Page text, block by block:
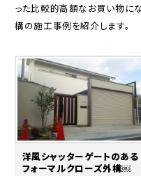
った比較的高額なお買い物に
構の施工事例を紹介します。
洋風シャッターゲートのある
フォーマルクローズ外構￼